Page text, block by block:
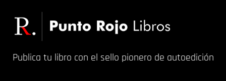
Publica tu libro con el sello pionero de autoedición